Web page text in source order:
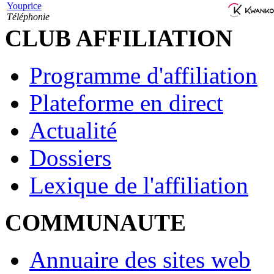
Youprice
Téléphonie
CLUB AFFILIATION
Programme d'affiliation
Plateforme en direct
Actualité
Dossiers
Lexique de l'affiliation
COMMUNAUTE
Annuaire des sites web